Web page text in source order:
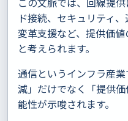
ド接続、セキュリティ
変革支援など、提供価
と考えられます。
通信というインフラ産
減」だけでなく「提供
能性が示唆されます。